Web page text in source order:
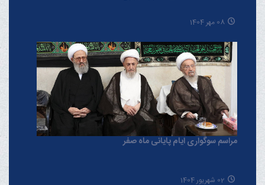
08 مهر 1404
مراسم سوگواری ایام پایانی ماه صفر
02 شهریور 1404